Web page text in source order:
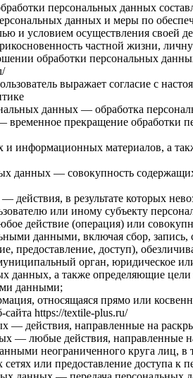
персональных данных
данных и меры по
и условием осуществления своей
частной жизни,
обработки персональных
выражает согласие с
данных — обработка
прекращение обработки
и информационных материалов, а
данных — совокупность
действия, в результате которых
или иному субъекту
действие (операция) или
данными, включая сбор,
предоставление, доступ),
орган, юридическое
данных, а также определяющие
данными;
относящаяся прямо или
https://textile-plus.ru/
— действия, направленные на
— любые действия, направленные
неограниченного круга лиц,
или предоставление доступа